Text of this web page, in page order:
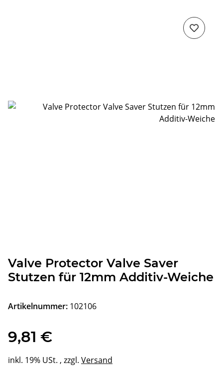
Valve Protector Valve Saver
Stutzen für 12mm Additiv-Weiche
Artikelnummer: 102106
9,81 €
inkl. 19% USt. , zzgl. Versand